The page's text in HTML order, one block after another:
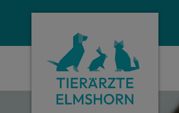
Homepage Tierarzt